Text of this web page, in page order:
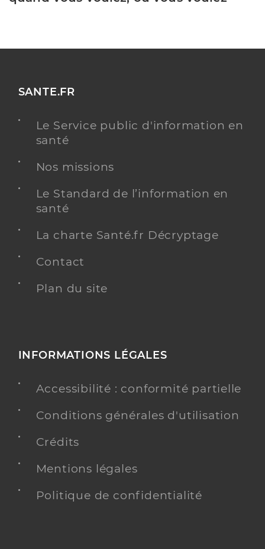
SANTE.FR
Le Service public d'information en
santé
Nos missions
Le Standard de l’information en
santé
La charte Santé.fr Décryptage
Contact
Plan du site
INFORMATIONS LÉGALES
Accessibilité : conformité partielle
Conditions générales d'utilisation
Crédits
Mentions légales
Politique de confidentialité